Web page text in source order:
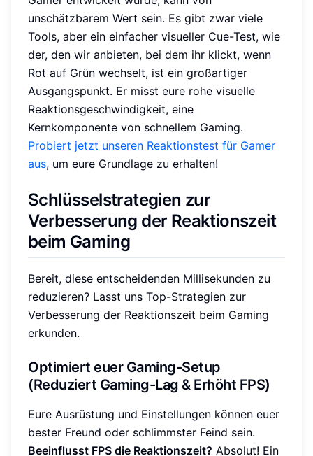
unschätzbarem Wert sein. Es gibt zwar viele
Tools, aber ein einfacher visueller Cue-Test, wie
der, den wir anbieten, bei dem ihr klickt, wenn
Rot auf Grün wechselt, ist ein großartiger
Ausgangspunkt. Er misst eure rohe visuelle
Reaktionsgeschwindigkeit, eine
Kernkomponente von schnellem Gaming.
Probiert jetzt unseren Reaktionstest für Gamer
aus, um eure Grundlage zu erhalten!
Schlüsselstrategien zur
Verbesserung der Reaktionszeit
beim Gaming
Bereit, diese entscheidenden Millisekunden zu
reduzieren? Lasst uns Top-Strategien zur
Verbesserung der Reaktionszeit beim Gaming
erkunden.
Optimiert euer Gaming-Setup
(Reduziert Gaming-Lag & Erhöht FPS)
Eure Ausrüstung und Einstellungen können euer
bester Freund oder schlimmster Feind sein.
Beeinflusst FPS die Reaktionszeit? Absolut! Ein